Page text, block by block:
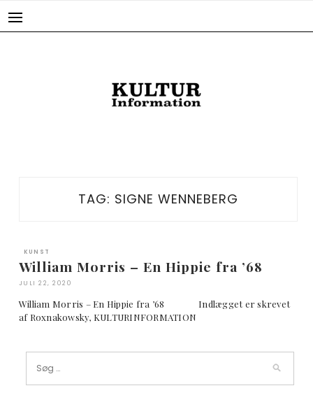
TAG: SIGNE WENNEBERG
KUNST
William Morris – En Hippie fra ’68
JULI 22, 2020
William Morris – En Hippie fra ’68 Indlægget er skrevet
af Roxnakowsky, KULTURINFORMATION